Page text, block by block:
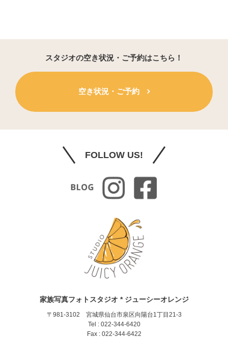
スタジオの空き状況・ご予約はこちら！
空き状況・ご予約
FOLLOW US!
家族写真フォトスタジオ * ジューシーオレンジ
〒981-3102 宮城県仙台市泉区向陽台1丁目21-3
Tel : 022-344-6420
Fax : 022-344-6422